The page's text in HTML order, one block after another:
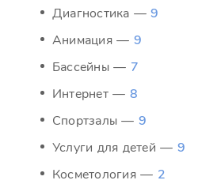
Диагностика —9
Анимация — 9
Бассейны — 7
Интернет — 8
Спортзалы — 9
Услуги для детей — 9
Косметология — 2